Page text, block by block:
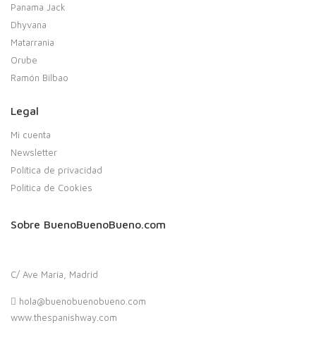
Panama Jack
Dhyvana
Matarrania
Orube
Ramón Bilbao
Legal
Mi cuenta
Newsletter
Política de privacidad
Política de Cookies
Sobre BuenoBuenoBueno.com
C/ Ave María, Madrid
hola@buenobuenobueno.com
www.thespanishway.com